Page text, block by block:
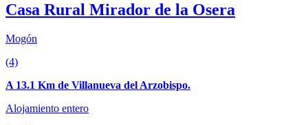
Casa Rural Mirador de la Osera
Mogón
(4)
A 13.1 Km de Villanueva del Arzobispo.
Alojamiento entero